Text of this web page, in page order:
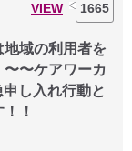
VIEW 1665
域の利用者を
〜ケアワーカ
し入れ行動と
！